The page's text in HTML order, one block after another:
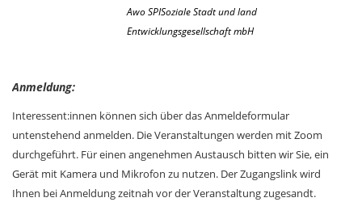
Awo SPISoziale Stadt und land
Entwicklungsgesellschaft mbH
Anmeldung:
Interessent:innen können sich über das Anmeldeformular
untenstehend anmelden. Die Veranstaltungen werden mit Zoom
durchgeführt. Für einen angenehmen Austausch bitten wir Sie, ein
Gerät mit Kamera und Mikrofon zu nutzen. Der Zugangslink wird
Ihnen bei Anmeldung zeitnah vor der Veranstaltung zugesandt.